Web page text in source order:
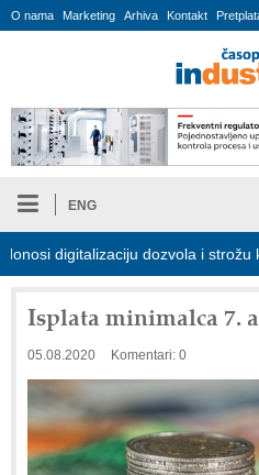
O nama Marketing Arhiva Kontakt
ENG
dozvola i strožu
Isplata minimalca 7.
05.08.2020 Komentari: 0